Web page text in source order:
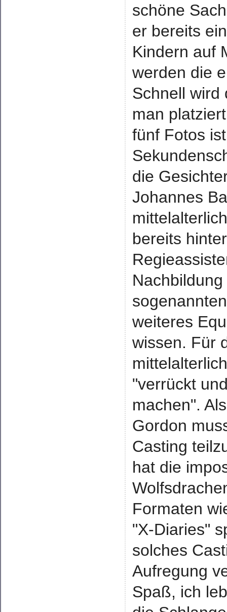
schöne
er bereits
Kindern auf
werden die
Schnell wird
man
fünf Fotos
die
Johannes
bereits
weiteres
wissen. Für
"verrückt
machen".
Gordon
Casting
hat die
Formaten
"X-Diaries"
solches
Aufregung
Spaß, ich